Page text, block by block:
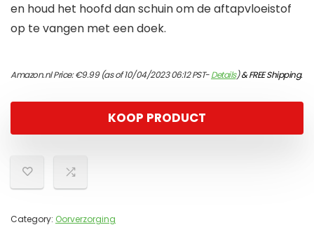
en houd het hoofd dan schuin om de aftapvloeistof
op te vangen met een doek.
Amazon.nl Price:€9.99(as of 10/04/2023 06:12 PST-Details)&FREE Shipping.
KOOP PRODUCT
Category: Oorverzorging